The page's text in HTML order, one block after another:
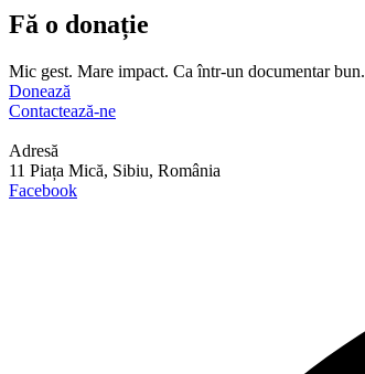
Fă o donație
Mic gest. Mare impact. Ca într-un documentar bun.
Donează
Contactează-ne
Adresă
11 Piața Mică, Sibiu, România
Facebook